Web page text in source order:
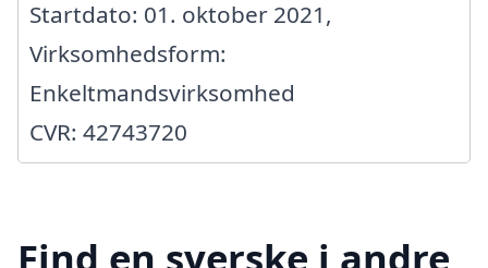
Startdato: 01. oktober 2021,
Virksomhedsform:
Enkeltmandsvirksomhed
CVR: 42743720